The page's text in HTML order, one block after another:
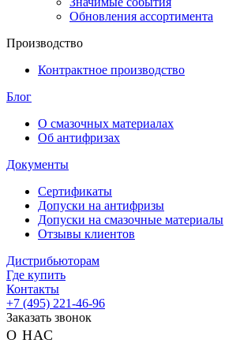
Обновления ассортимента
Производство
Контрактное производство
Блог
О смазочных материалах
Об антифризах
Документы
Сертификаты
Допуски на антифризы
Допуски на смазочные материалы
Отзывы клиентов
Дистрибьюторам
Где купить
Контакты
+7 (495) 221-46-96
Заказать звонок
О НАС